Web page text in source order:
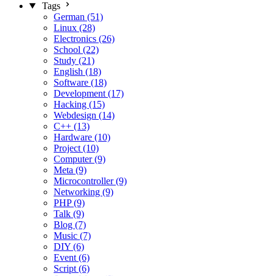
Tags
German (51)
Linux (28)
Electronics (26)
School (22)
Study (21)
English (18)
Software (18)
Development (17)
Hacking (15)
Webdesign (14)
C++ (13)
Hardware (10)
Project (10)
Computer (9)
Meta (9)
Microcontroller (9)
Networking (9)
PHP (9)
Talk (9)
Blog (7)
Music (7)
DIY (6)
Event (6)
Script (6)